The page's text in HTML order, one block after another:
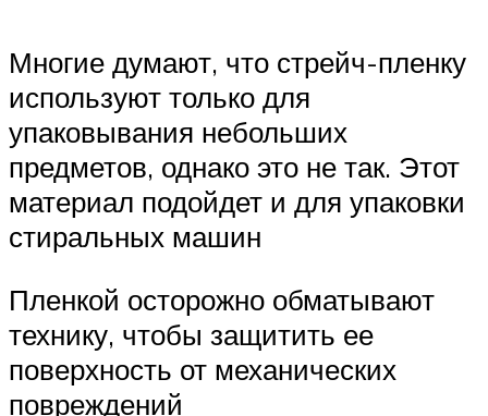
Многие думают, что стрейч-пленку
используют только для
упаковывания небольших
предметов, однако это не так. Этот
материал подойдет и для упаковки
стиральных машин
Пленкой осторожно обматывают
технику, чтобы защитить ее
поверхность от механических
повреждений